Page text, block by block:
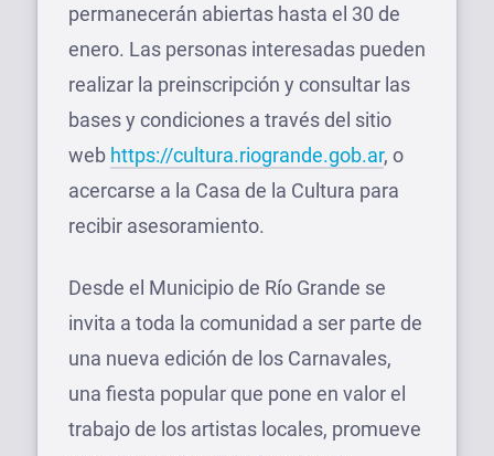
permanecerán abiertas hasta el 30 de
enero. Las personas interesadas pueden
realizar la preinscripción y consultar las
bases y condiciones a través del sitio
web https://cultura.riogrande.gob.ar, o
acercarse a la Casa de la Cultura para
recibir asesoramiento.
Desde el Municipio de Río Grande se
invita a toda la comunidad a ser parte de
una nueva edición de los Carnavales,
una fiesta popular que pone en valor el
trabajo de los artistas locales, promueve